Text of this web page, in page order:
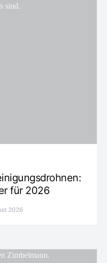
für 2026
2026